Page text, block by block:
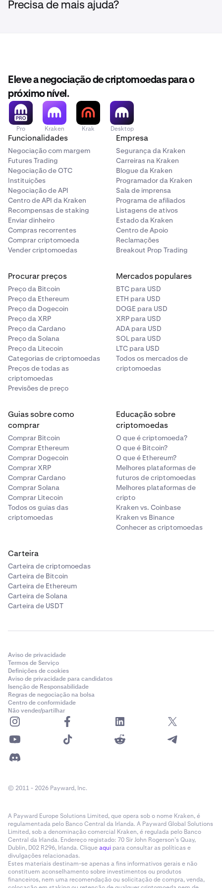
Precisa de mais ajuda?
Eleve a negociação de criptomoedas para o
próximo nível.
Pro Kraken Krak Desktop
Funcionalidades
Negociação com margem
Futures Trading
Negociação de OTC
Instituições
Negociação de API
Centro de API da Kraken
Recompensas de staking
Enviar dinheiro
Compras recorrentes
Comprar criptomoeda
Vender criptomoedas
Empresa
Segurança da Kraken
Carreiras na Kraken
Blogue da Kraken
Programador da Kraken
Sala de imprensa
Programa de afiliados
Listagens de ativos
Estado da Kraken
Centro de Apoio
Reclamações
Breakout Prop Trading
Procurar preços
Preço da Bitcoin
Preço da Ethereum
Preço da Dogecoin
Preço da XRP
Preço da Cardano
Preço da Solana
Preço da Litecoin
Categorias de criptomoedas
Preços de todas as
criptomoedas
Previsões de preço
Mercados populares
BTC para USD
ETH para USD
DOGE para USD
XRP para USD
ADA para USD
SOL para USD
LTC para USD
Todos os mercados de
criptomoedas
Guias sobre como
comprar
Comprar Bitcoin
Comprar Ethereum
Comprar Dogecoin
Comprar XRP
Comprar Cardano
Comprar Solana
Comprar Litecoin
Todos os guias das
criptomoedas
Educação sobre
criptomoedas
O que é criptomoeda?
O que é Bitcoin?
O que é Ethereum?
Melhores plataformas de
futuros de criptomoedas
Melhores plataformas de
cripto
Kraken vs. Coinbase
Kraken vs Binance
Conhecer as criptomoedas
Carteira
Carteira de criptomoedas
Carteira de Bitcoin
Carteira de Ethereum
Carteira de Solana
Carteira de USDT
Aviso de privacidade
Termos de Serviço
Definições de cookies
Aviso de privacidade para candidatos
Isenção de Responsabilidade
Regras de negociação na bolsa
Centro de conformidade
Não vender/partilhar
© 2011 - 2026 Payward, Inc.
A Payward Europe Solutions Limited, que opera sob o nome Kraken, é
regulamentada pelo Banco Central da Irlanda. A Payward Global Solutions
Limited, sob a denominação comercial Kraken, é regulada pelo Banco
Central da Irlanda. Endereço registado: 70 Sir John Rogerson’s Quay,
Dublin, D02 R296, Irlanda. Cliqueaqui para consultar as políticas e
divulgações relacionadas.
Estes materiais destinam-se apenas a fins informativos gerais e não
constituem aconselhamento sobre investimentos ou produtos
financeiros, nem uma recomendação ou solicitação de compra, venda,